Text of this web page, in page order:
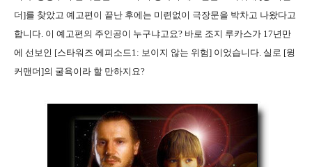
더]를 찾았고 예고편이 끝난 후에는 미련없이 극장문을 박차고 나왔다고
합니다. 이 예고편의 주인공이 누구냐고요? 바로 조지 루카스가 17년만
에 선보인 [스타워즈 에피소드1: 보이지 않는 위험] 이었습니다. 실로 [윙
커맨더]의 굴욕이라 할 만하지요?